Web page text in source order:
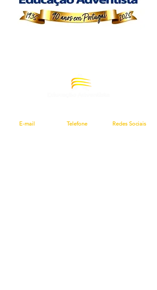
E-mail
Telefone
Redes Sociais​